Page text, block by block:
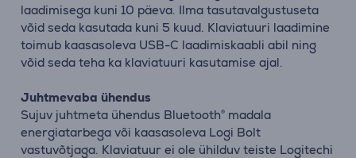
laadimisega kuni 10 päeva. Ilma tasutavalgustuseta
võid seda kasutada kuni 5 kuud. Klaviatuuri laadimine
toimub kaasasoleva USB-C laadimiskaabli abil ning
võid seda teha ka klaviatuuri kasutamise ajal.
Juhtmevaba ühendus
Sujuv juhtmeta ühendus Bluetooth® madala
energiatarbega või kaasasoleva Logi Bolt
vastuvõtjaga. Klaviatuur ei ole ühilduv teiste Logitechi